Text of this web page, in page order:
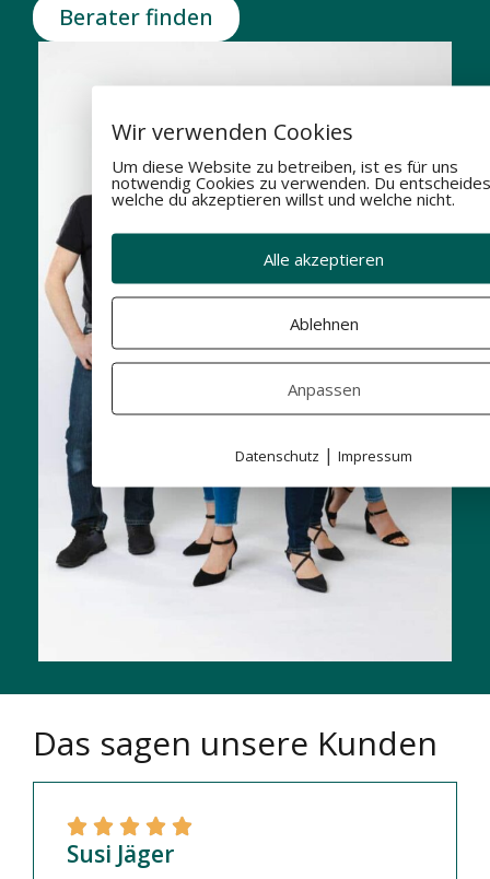
Berater finden
Das sagen unsere Kunden
Susi Jäger
Wir verwenden Cookies
Um diese Website zu betreiben, ist es für uns
notwendig Cookies zu verwenden. Du
welche du akzeptieren willst und welche nicht.
Alle akzeptieren
Ablehnen
Anpassen
Datenschutz | Impressum